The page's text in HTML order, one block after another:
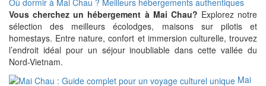
Vous cherchez un hébergement à Mai Chau? Explorez notre
sélection des meilleurs écolodges, maisons sur pilotis et
homestays. Entre nature, confort et immersion culturelle, trouvez
l’endroit idéal pour un séjour inoubliable dans cette vallée du
Nord-Vietnam.
Mai